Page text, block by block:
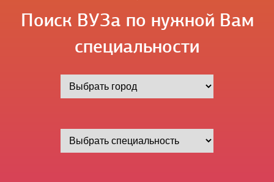
Поиск ВУЗа по нужной Вам
специальности